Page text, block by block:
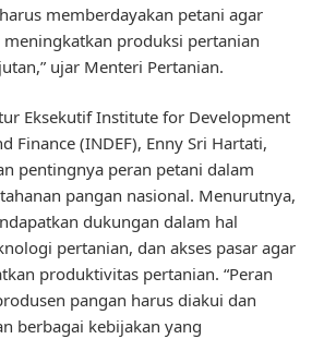
memberdayakan petani agar
produksi pertanian
ujar Menteri Pertanian.
Eksekutif Institute for Development
Finance (INDEF), Enny Sri Hartati,
pentingnya peran petani dalam
pangan nasional. Menurutnya,
dukungan dalam hal
pertanian, dan akses pasar agar
produktivitas pertanian. “Peran
pangan harus diakui dan
berbagai kebijakan yang